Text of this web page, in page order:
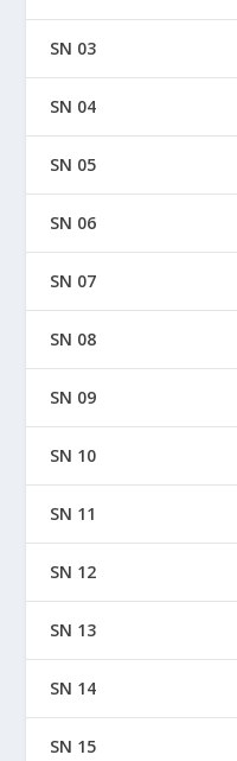
SN 03
SN 04
SN 05
SN 06
SN 07
SN 08
SN 09
SN 10
SN 11
SN 12
SN 13
SN 14
SN 15